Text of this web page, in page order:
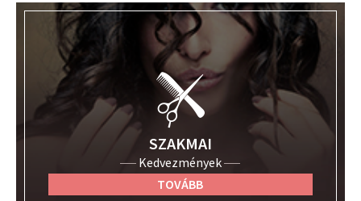
SZAKMAI
Kedvezmények
TOVÁBB